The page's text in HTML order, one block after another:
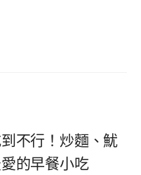
不行！炒麵、魷
的早餐小吃